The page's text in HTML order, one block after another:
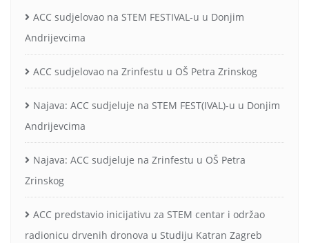
ACC sudjelovao na STEM FESTIVAL-u u Donjim
Andrijevcima
ACC sudjelovao na Zrinfestu u OŠ Petra Zrinskog
Najava: ACC sudjeluje na STEM FEST(IVAL)-u u Donjim
Andrijevcima
Najava: ACC sudjeluje na Zrinfestu u OŠ Petra
Zrinskog
ACC predstavio inicijativu za STEM centar i održao
radionicu drvenih dronova u Studiju Katran Zagreb